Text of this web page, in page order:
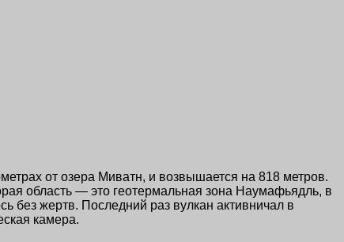
от озера Миватн, и возвышается на 818 метров.
область — это геотермальная зона Наумафьядль, в
без жертв. Последний раз вулкан активничал в
камера.